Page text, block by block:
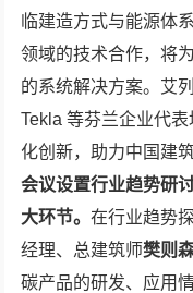
临建造方式与能源体
领域的技术合作，将
的系统解决方案。艾
Tekla 等芬兰企业代
化创新，助力中国建
会议设置行业趋势研
大环节。在行业趋势
经理、总建筑师樊则
碳产品的研发、应用